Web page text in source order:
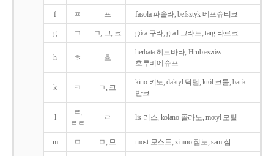
f ㅍ 프 fasola 파솔라, befsztyk 베프슈티크
g ㄱ ㄱ, 그, 크 góra 구라, grad 그라트, targ 타르크
h ㅎ 흐
herbata 헤르바타, Hrubieszów
흐루비에슈프
k ㅋ ㄱ, 크
kino 키노, daktyl 닥틸, król 크룰, bank
반크
l
ㄹ,
ㄹㄹ
ㄹ lis 리스, kolano 콜라노, motyl 모틸
m ㅁ ㅁ, 므 most 모스트, zimno 짐노, sam 삼